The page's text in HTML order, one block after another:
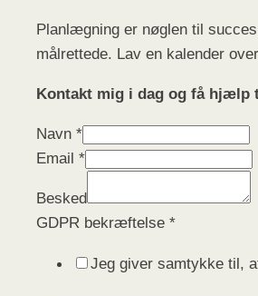
Planlægning er nøglen til
målrettede. Lav en kalender
Kontakt mig i dag og få hjælp
Navn *
Navn
GDPR
Email *
Besked
GDPR bekræftelse *
Jeg giver samtykke til,